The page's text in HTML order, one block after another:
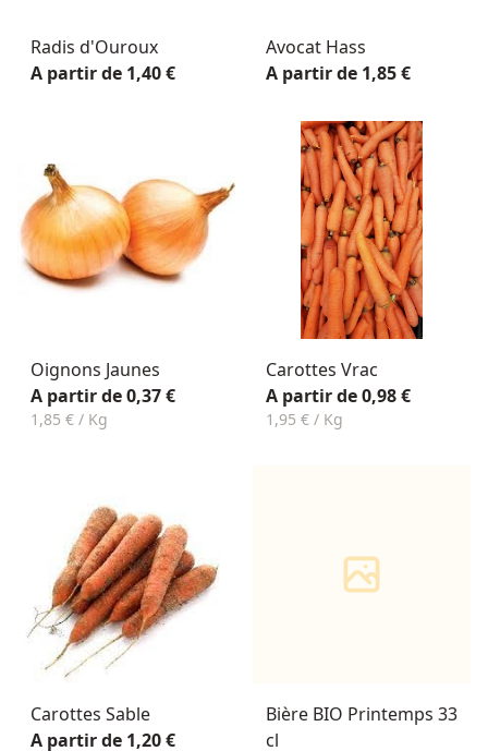
Radis d'Ouroux
A partir de 1,40 €
Avocat Hass
A partir de 1,85 €
Oignons Jaunes
A partir de 0,37 €
1,85 € / Kg
Carottes Vrac
A partir de 0,98 €
1,95 € / Kg
Carottes Sable
A partir de 1,20 €
Bière BIO Printemps 33
cl